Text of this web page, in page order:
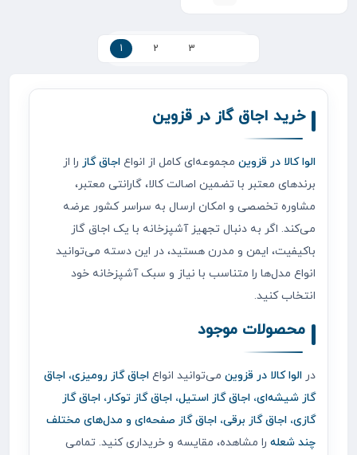
1 2 3
خرید اجاق گاز در قزوین
الوا کالا در قزوین مجموعه‌ای کامل از انواع اجاق گاز را از
برندهای معتبر با تضمین اصالت کالا، گارانتی معتبر،
مشاوره تخصصی و امکان ارسال به سراسر کشور عرضه
می‌کند. اگر به دنبال تجهیز آشپزخانه با یک اجاق گاز
باکیفیت، ایمن و مدرن هستید، در این دسته می‌توانید
انواع مدل‌ها را متناسب با نیاز و سبک آشپزخانه خود
انتخاب کنید.
محصولات موجود
در الوا کالا در قزوین می‌توانید انواع اجاق گاز رومیزی، اجاق
گاز شیشه‌ای، اجاق گاز استیل، اجاق گاز توکار، اجاق گاز
گازی، اجاق گاز برقی، اجاق گاز صفحه‌ای و مدل‌های مختلف
چند شعله را مشاهده، مقایسه و خریداری کنید. تمامی